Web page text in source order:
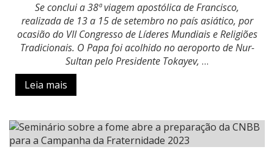
Se conclui a 38ª viagem apostólica de Francisco,
realizada de 13 a 15 de setembro no país asiático, por
ocasião do VII Congresso de Líderes Mundiais e Religiões
Tradicionais. O Papa foi acolhido no aeroporto de Nur-
Sultan pelo Presidente Tokayev, …
Leia mais